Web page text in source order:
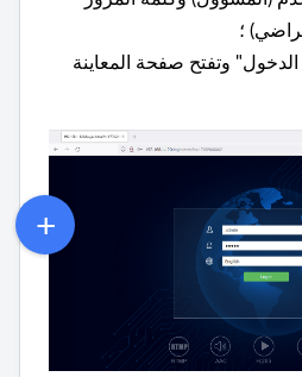
وتفتح صفحة المعاينة